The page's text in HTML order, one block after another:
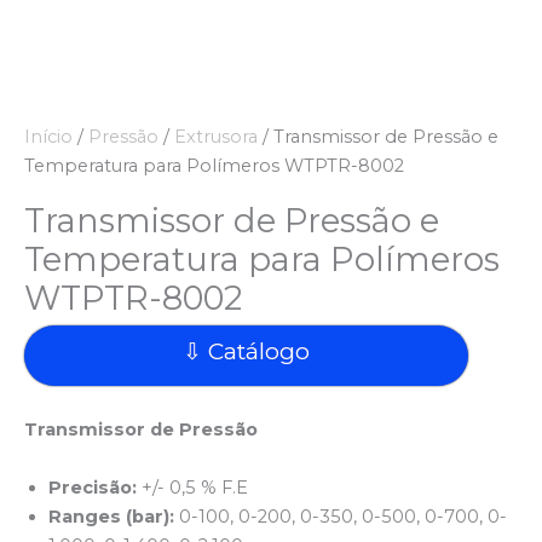
Início / Pressão / Extrusora / Transmissor de Pressão e
Temperatura para Polímeros WTPTR-8002
Transmissor de Pressão e
Temperatura para Polímeros
WTPTR-8002
⇩ Catálogo
Transmissor de Pressão
Precisão: +/- 0,5 % F.E
Ranges (bar): 0-100, 0-200, 0-350, 0-500, 0-700, 0-